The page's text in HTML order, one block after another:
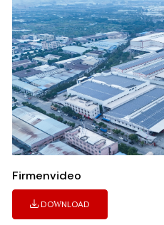
Firmenvideo
DOWNLOAD